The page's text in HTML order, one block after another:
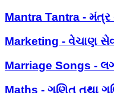
Mantra Tantra - મંત્ર
Marketing - વેચાણ
Marriage Songs -
Maths - ગણિત તથા